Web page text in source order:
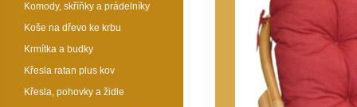
Komody, skříňky a prádelníky
Koše na dřevo ke krbu
Krmítka a budky
Křesla ratan plus kov
Křesla, pohovky a židle